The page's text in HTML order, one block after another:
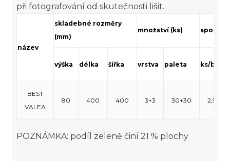
při fotografování od skutečnosti lišit.
název
skladebné rozměry
(mm)
množství (ks)
výška délka šířka vrstva paleta ks/bm
BEST
VALEA
80 400 400 3+3 30+30 2,5
POZNÁMKA: podíl zeleně činí 21 % plochy